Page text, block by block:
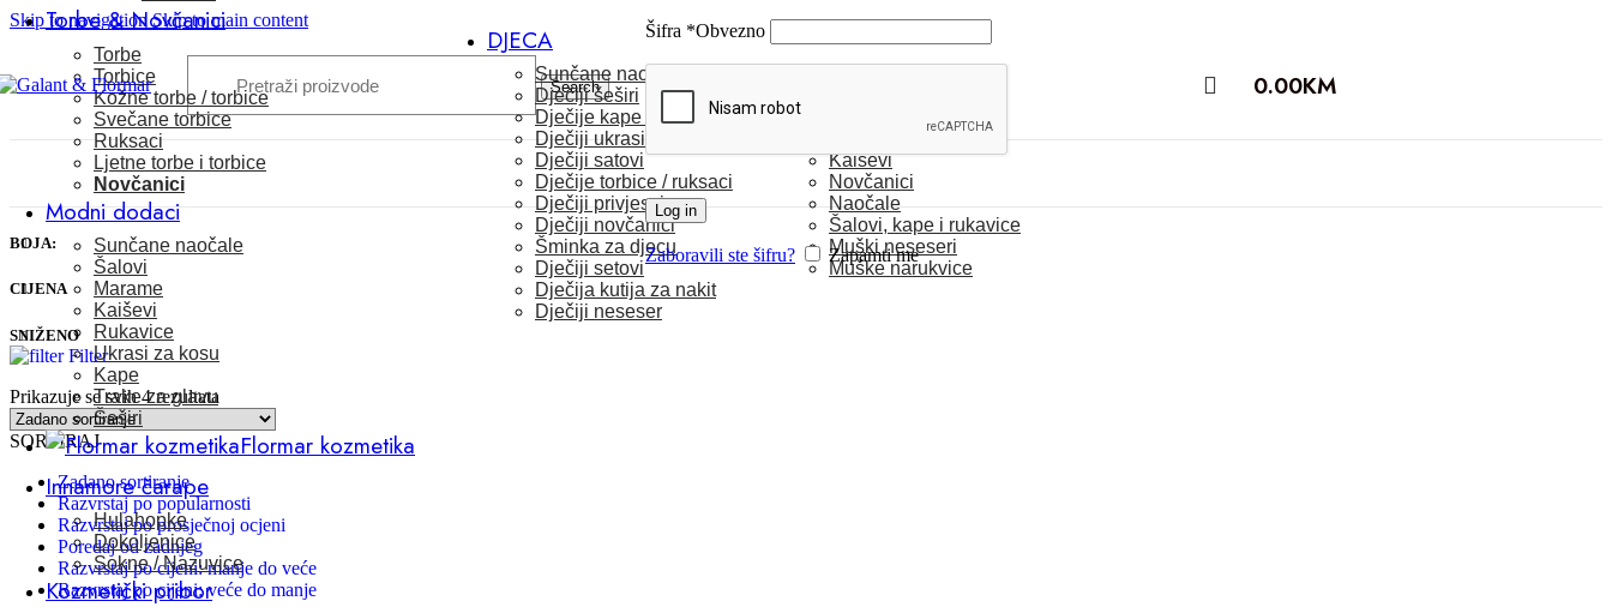
Skip to navigationSkip to main content
Search
Šifra *Obvezno
Log in
Zaboravili ste šifru? Zapamti me
0.00KM
Torbe & Novčanici
Torbe
Torbice
Kožne torbe / torbice
Svečane torbice
Ruksaci
Ljetne torbe i torbice
Novčanici
Modni dodaci
Sunčane naočale
Šalovi
Marame
Kaiševi
Rukavice
Ukrasi za kosu
Kape
Trake za glavu
Šeširi
Flormar kozmetika
Innamore čarape
Hulahopke
Dokoljenice
Sokne / Nazuvice
Kozmetički pribor
DJECA
Sunčane naočale
Dječiji šeširi
Dječije kape / rukavice
Dječiji ukrasi za kosu
Dječiji satovi
Dječije torbice / ruksaci
Dječiji privjesci
Dječiji novčanici
Šminka za djecu
Dječiji setovi
Dječija kutija za nakit
Dječiji neseser
Kaiševi
Novčanici
Naočale
Šalovi, kape i rukavice
Muški neseseri
Muške narukvice
BOJA:
CIJENA
SNIŽENO
Filter
Prikazuje se svih 4 rezultata
SORTIRAJ
Zadano sortiranje
Razvrstaj po popularnosti
Razvrstaj po prosječnoj ocjeni
Poredaj od zadnjeg
Razvrstaj po cijeni: manje do veće
Razvrstaj po cijeni: veće do manje